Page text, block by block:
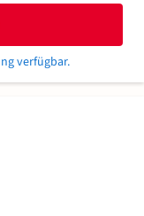
verfügbar.